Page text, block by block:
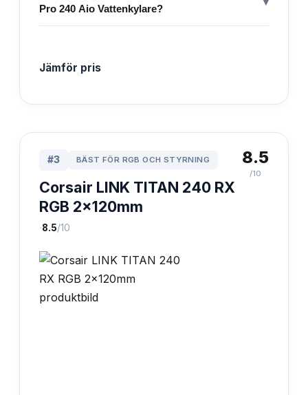
Pro 240 Aio Vattenkylare?
Jämför pris
#3 BÄST FÖR RGB OCH STYRNING
Corsair LINK TITAN 240 RX
RGB 2x120mm
·8.5/10
8.5
/10